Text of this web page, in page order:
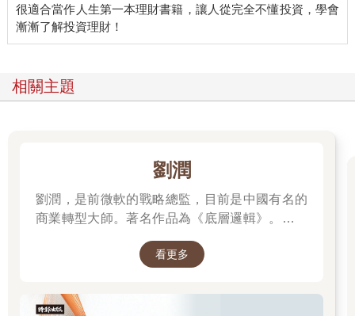
很適合當作人生第一本理財書籍，讓人從完全不懂投資，學會
相關主題
劉潤
劉潤，是前微軟的戰略總監，目前是中國有名的
商業轉型大師。著名作品為《底層邏輯》。唯有
的世界中，認清所有真相！
看更多